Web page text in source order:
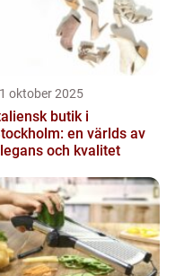
oktober 2025
butik i
en världs av
och kvalitet